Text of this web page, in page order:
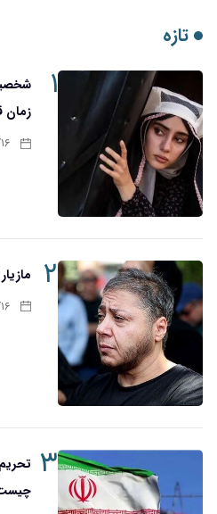
۱
شخصیت های اصلی بامداد خمار در
زمان قاجار/ عکس
۱۴۰۵/۰۵/۱۶ ۲۱:۰۹
۲ مازیار لرستانی به تلویزیون برگشت
۱۴۰۵/۰۵/۱۶ ۲۰:۵۷
۳
تحریم‌ جدید آمریکا علیه ایران
چیست؟